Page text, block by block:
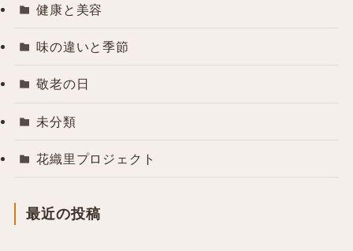
健康と美容
味の違いと季節
敬老の日
未分類
花織里プロジェクト
最近の投稿